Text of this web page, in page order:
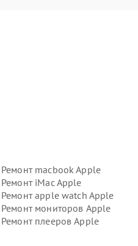
Ремонт macbook Apple
Ремонт iMac Apple
Ремонт apple watch Apple
Ремонт мониторов Apple
Ремонт плееров Apple